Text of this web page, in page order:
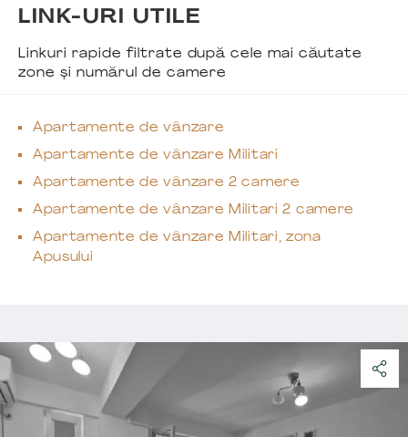
LINK-URI UTILE
Linkuri rapide filtrate după cele mai căutate
zone și numărul de camere
Apartamente de vânzare
Apartamente de vânzare Militari
Apartamente de vânzare 2 camere
Apartamente de vânzare Militari 2 camere
Apartamente de vânzare Militari, zona
Apusului